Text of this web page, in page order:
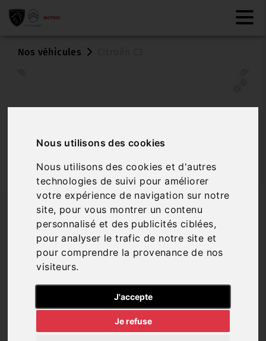
Nous utilisons des cookies
Nous utilisons des cookies et d'autres
technologies de suivi pour améliorer
votre expérience de navigation sur notre
site, pour vous montrer un contenu
personnalisé et des publicités ciblées,
pour analyser le trafic de notre site et
pour comprendre la provenance de nos
visiteurs.
J'accepte
Je refuse
Nos véhicules
CITROËN C3
TURBO 100 BVM6 MAX
Réf. 3905